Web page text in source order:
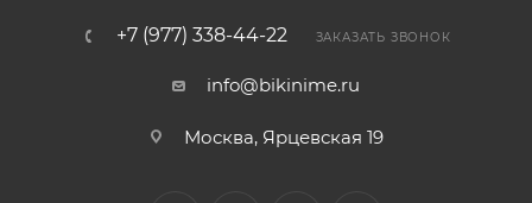
+7 (977) 338-44-22 ЗАКАЗАТЬ ЗВОНОК
info@bikinime.ru
Москва, Ярцевская 19